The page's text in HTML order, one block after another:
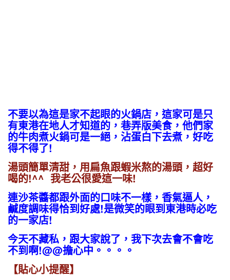
不要以為這是家不起眼的火鍋店，這家可是只
有東港在地人才知道的，巷弄版美食，他們家
的牛肉煮火鍋可是一絕，沾蛋白下去煮，好吃
得不得了!
湯頭簡單清甜，用扁魚跟蝦米熬的湯頭，超好
喝的!^^ 我老公很愛這一味!
連沙茶醬都跟外面的口味不一樣，香氣逼人，
鹹度調味得恰到好處!是微笑的眼到東港時必吃
的一家店!
今天不藏私，跟大家說了，我下次去會不會吃
不到啊!@@擔心中。。。。
【貼心小提醒】